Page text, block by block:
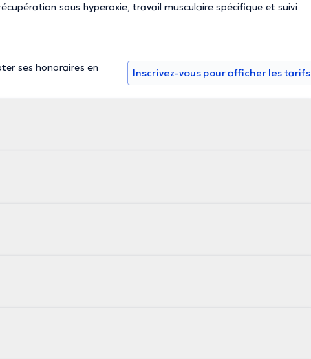
sous hyperoxie, travail musculaire spécifique et suivi
ses honoraires en
Inscrivez-vous pour afficher les tarifs